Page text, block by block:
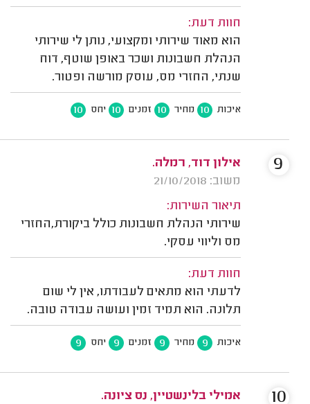
חוות דעת:
הוא מאוד שירותי ומקצועי, נותן לי שירותי
הנהלת חשבונות ושכר באופן שוטף, דוח
שנתי, החזרי מס, עוסק מורשה ופטור.
איכות 10 מחיר 10 זמנים 10 יחס 10
אילון דוד, רמלה.
משוב: 21/10/2018
תיאור השירות:
שירותי הנהלת חשבונות כולל ביקורת,החזרי
מס וליווי עסקי.
חוות דעת:
לדעתי הוא מתאים לעבודתו, אין לי שום
תלונה. הוא תמיד זמין ועושה עבודה טובה.
איכות 9 מחיר 9 זמנים 9 יחס 9
9
אמילי בלינשטיין, נס ציונה.
10